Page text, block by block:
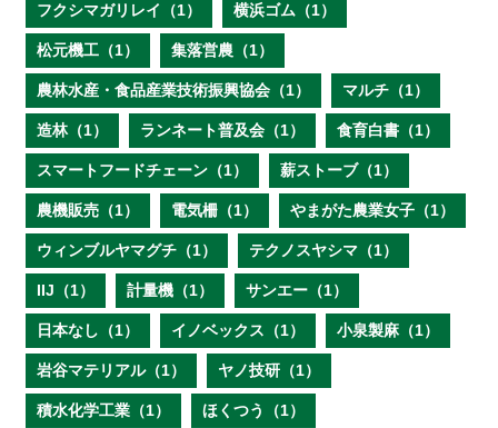
フクシマガリレイ（1） 横浜ゴム（1）
松元機工（1） 集落営農（1）
農林水産・食品産業技術振興協会（1） マルチ（1）
造林（1） ランネート普及会（1） 食育白書（1）
スマートフードチェーン（1） 薪ストーブ（1）
農機販売（1） 電気柵（1） やまがた農業女子（1）
ウィンブルヤマグチ（1） テクノスヤシマ（1）
IIJ（1） 計量機（1） サンエー（1）
日本なし（1） イノベックス（1） 小泉製麻（1）
岩谷マテリアル（1） ヤノ技研（1）
積水化学工業（1） ほくつう（1）